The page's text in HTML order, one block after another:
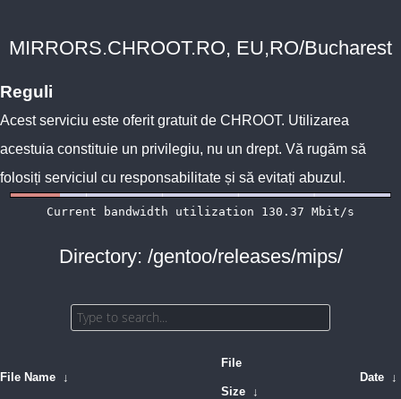
MIRRORS.CHROOT.RO, EU,RO/Bucharest
Reguli
Acest serviciu este oferit gratuit de CHROOT. Utilizarea
acestuia constituie un privilegiu, nu un drept. Vă rugăm să
folosiți serviciul cu responsabilitate și să evitați abuzul.
Directory: /gentoo/releases/mips/
File Name ↓
File
Size ↓
Date ↓